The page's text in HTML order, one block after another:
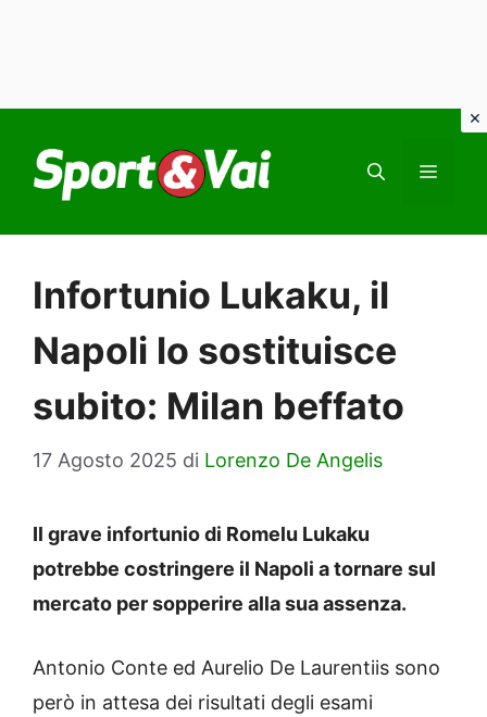
contenuto
Infortunio Lukaku, il
Napoli lo sostituisce
subito: Milan beffato
17 Agosto 2025 di Lorenzo De Angelis
Il grave infortunio di Romelu Lukaku
potrebbe costringere il Napoli a tornare sul
mercato per sopperire alla sua assenza.
Antonio Conte ed Aurelio De Laurentiis sono
però in attesa dei risultati degli esami